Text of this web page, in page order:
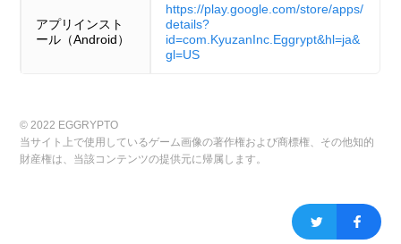
アプリインスト
ール（Android）
https://play.google.com/store/apps/
details?
id=com.KyuzanInc.Eggrypt&hl=ja&
gl=US
© 2022 EGGRYPTO
当サイト上で使用しているゲーム画像の著作権および商標権、その他知的
財産権は、当該コンテンツの提供元に帰属します。